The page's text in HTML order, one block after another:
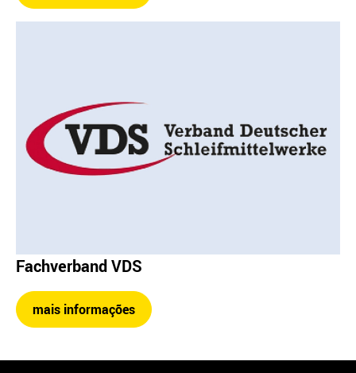
Fachverband VDS
mais informações